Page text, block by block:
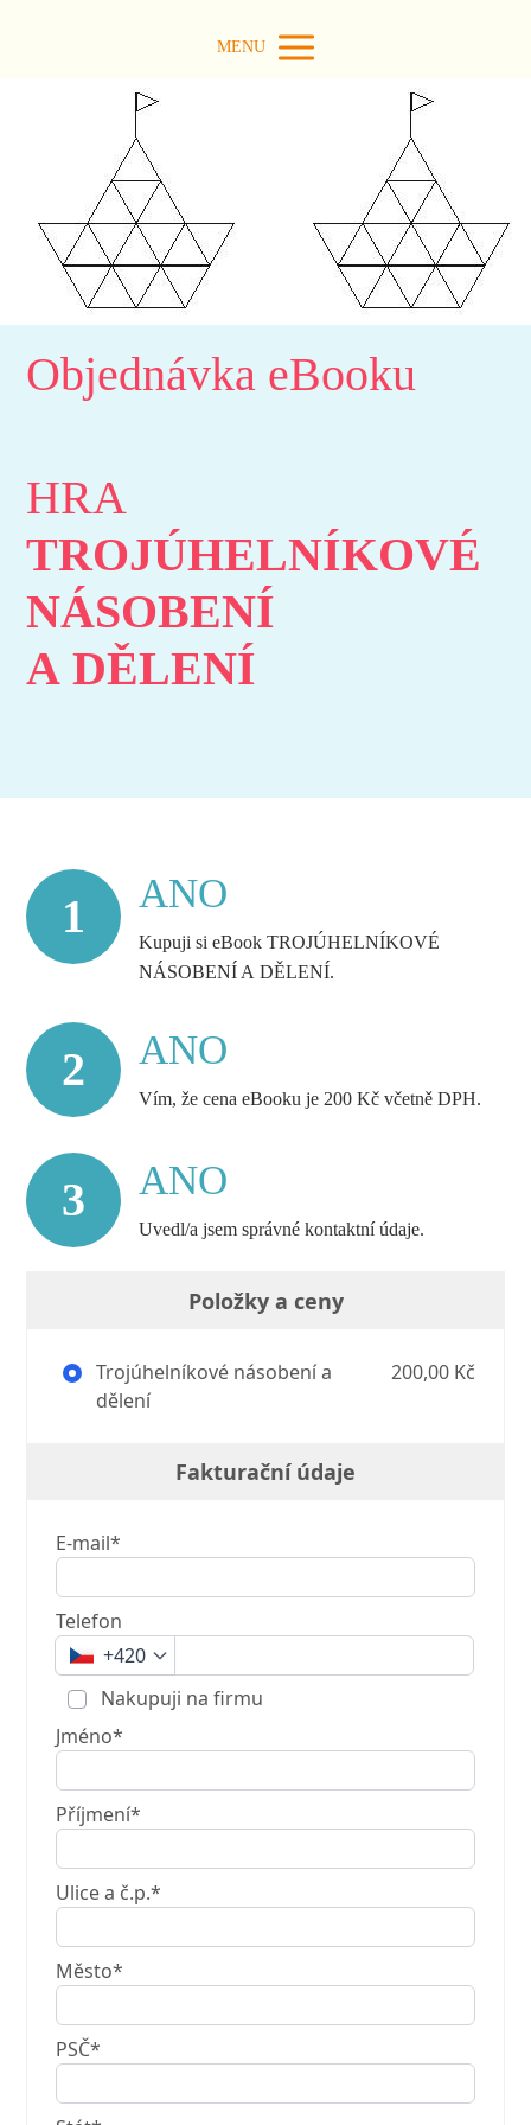
MENU
Objednávka eBooku
HRA
TROJÚHELNÍKOVÉ
NÁSOBENÍ
A DĚLENÍ
1 ANO
Kupuji si eBook TROJÚHELNÍKOVÉ
NÁSOBENÍ A DĚLENÍ.
2 ANO
Vím, že cena eBooku je 200 Kč včetně DPH.
3 ANO
Uvedl/a jsem správné kontaktní údaje.
Položky a ceny
Trojúhelníkové násobení a
dělení
200,00 Kč
Fakturační údaje
E-mail*
Telefon
+420
Nakupuji na firmu
Jméno*
Příjmení*
Ulice a č.p.*
Město*
PSČ*